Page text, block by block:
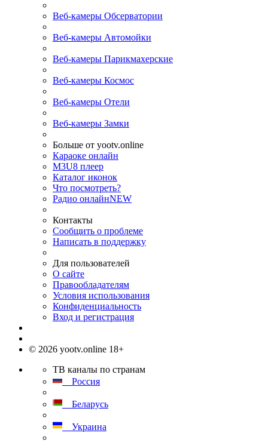
Веб-камеры Обсерватории
Веб-камеры Автомойки
Веб-камеры Парикмахерские
Веб-камеры Космос
Веб-камеры Отели
Веб-камеры Замки
Больше от yootv.online
Караоке онлайн
M3U8 плеер
Каталог иконок
Что посмотреть?
Радио онлайнNEW
Контакты
Сообщить о проблеме
Написать в поддержку
Для пользователей
О сайте
Правообладателям
Условия использования
Конфиденциальность
Вход и регистрация
© 2026 yootv.online 18+
ТВ каналы по странам
Россия
Беларусь
Украина